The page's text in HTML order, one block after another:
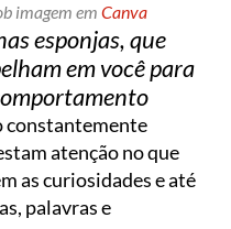
imagem em Canva
esponjas, que
em você para
constantemente
atenção no que
as curiosidades e até
palavras e